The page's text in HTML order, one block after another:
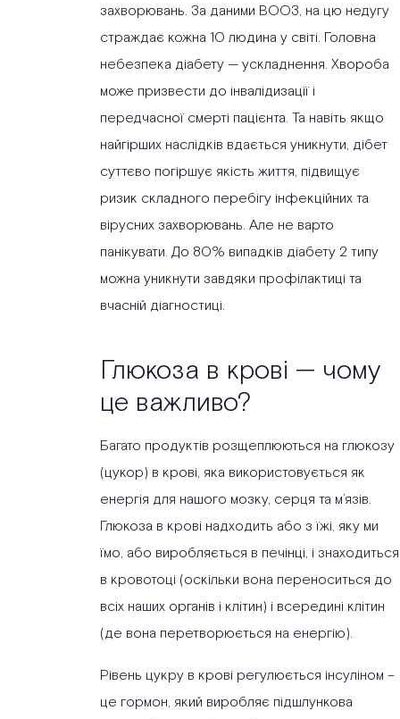
захворювань. За даними ВООЗ, на цю недугу
страждає кожна 10 людина у світі. Головна
небезпека діабету — ускладнення. Хвороба
може призвести до інвалідизації і
передчасної смерті пацієнта. Та навіть якщо
найгірших наслідків вдається уникнути, дібет
суттєво погіршує якість життя, підвищує
ризик складного перебігу інфекційних та
вірусних захворювань. Але не варто
панікувати. До 80% випадків діабету 2 типу
можна уникнути завдяки профілактиці та
вчасній діагностиці.
Глюкоза в крові — чому
це важливо?
Багато продуктів розщеплюються на глюкозу
(цукор) в крові, яка використовується як
енергія для нашого мозку, серця та м’язів.
Глюкоза в крові надходить або з їжі, яку ми
їмо, або виробляється в печінці, і знаходиться
в кровотоці (оскільки вона переноситься до
всіх наших органів і клітин) і всередині клітин
(де вона перетворюється на енергію).
Рівень цукру в крові регулюється інсуліном –
це гормон, який виробляє підшлункова